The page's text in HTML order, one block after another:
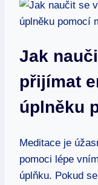
Jak
přijímat
úplněku
Meditace je
pomoci lépe
úplňku. Pokud